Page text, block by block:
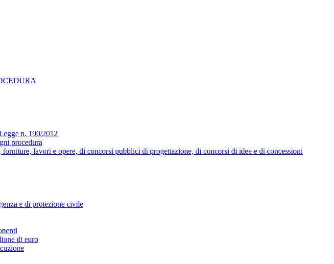
n. 190/2012
procedura
lavori e opere, di concorsi pubblici di progettazione, di concorsi di idee e di concessioni
e di protezione civile
di euro